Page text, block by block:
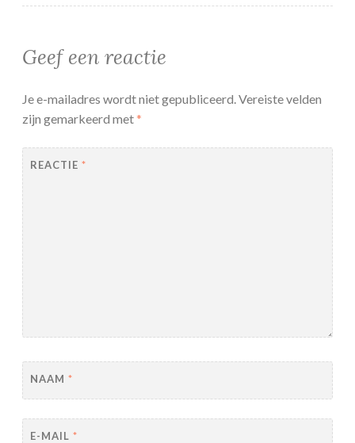
Geef een reactie
Je e-mailadres wordt niet gepubliceerd. Vereiste velden
zijn gemarkeerd met*
REACTIE *
NAAM *
E-MAIL *